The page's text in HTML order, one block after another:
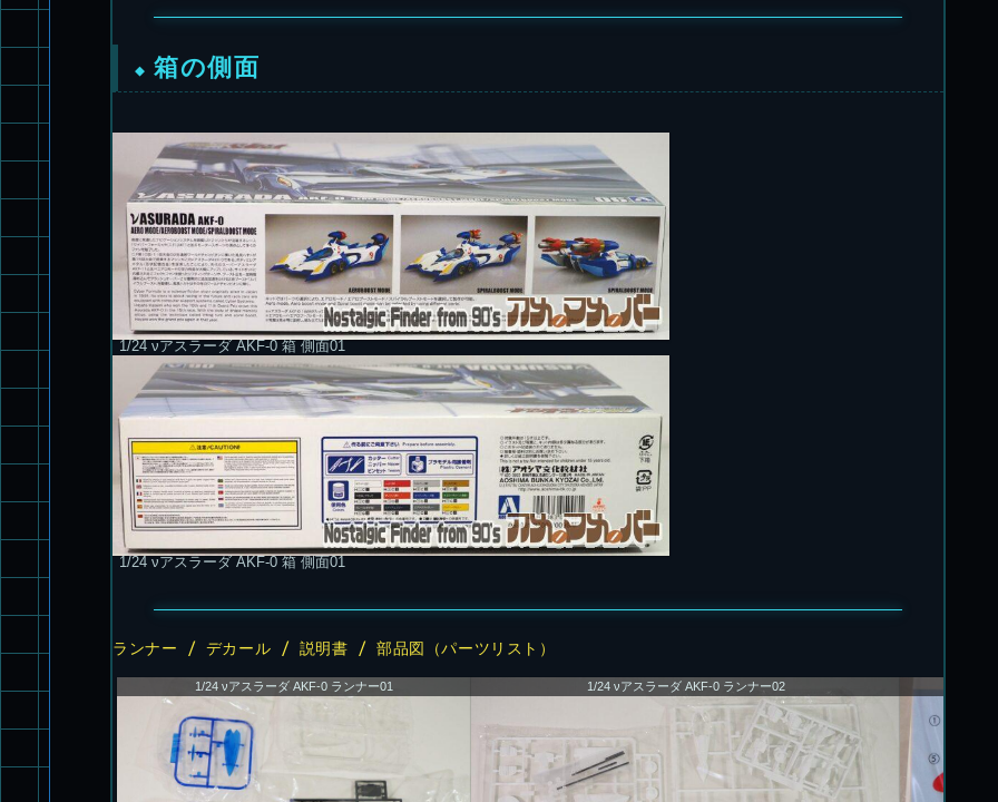
箱の側面
1/24 νアスラーダ AKF-0 箱 側面01
1/24 νアスラーダ AKF-0 箱 側面01
ランナー / デカール / 説明書 / 部品図（パーツリスト）
1/24 νアスラーダ AKF-0 ランナー01 1/24 νアスラーダ AKF-0 ランナー02